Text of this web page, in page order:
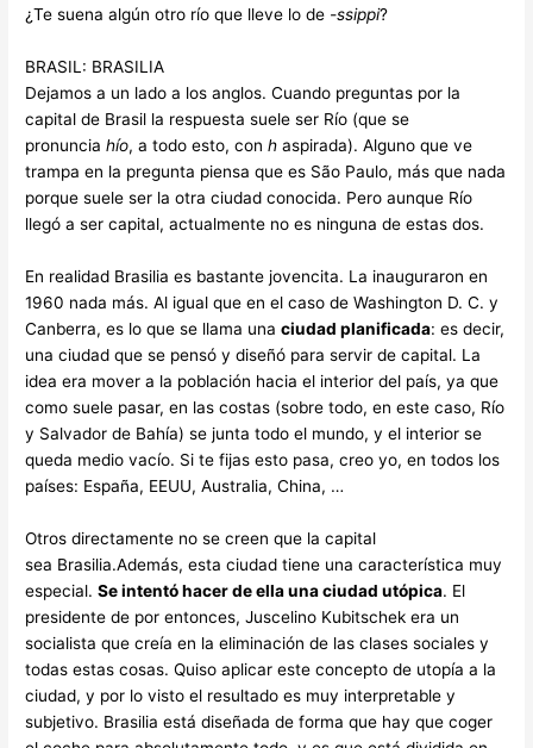
¿Te suena algún otro río que lleve lo de -ssippi?
BRASIL: BRASILIA
Dejamos a un lado a los anglos. Cuando preguntas por la
capital de Brasil la respuesta suele ser Río (que se
pronunciahío, a todo esto, conh aspirada). Alguno que ve
trampa en la pregunta piensa que es São Paulo, más que nada
porque suele ser la otra ciudad conocida. Pero aunque Río
llegó a ser capital, actualmente no es ninguna de estas dos.
En realidad Brasilia es bastante jovencita. La inauguraron en
1960 nada más. Al igual que en el caso de Washington D. C. y
Canberra, es lo que se llama unaciudad planificada: es decir,
una ciudad que se pensó y diseñó para servir de capital. La
idea era mover a la población hacia el interior del país, ya que
como suele pasar, en las costas (sobre todo, en este caso, Río
y Salvador de Bahía) se junta todo el mundo, y el interior se
queda medio vacío. Si te fijas esto pasa, creo yo, en todos los
países: España, EEUU, Australia, China, …
Otros directamente no se creen que la capital
sea Brasilia.Además, esta ciudad tiene una característica muy
especial.Se intentó hacer de ella una ciudad utópica. El
presidente de por entonces, Juscelino Kubitschek era un
socialista que creía en la eliminación de las clases sociales y
todas estas cosas. Quiso aplicar este concepto de utopía a la
ciudad, y por lo visto el resultado es muy interpretable y
subjetivo. Brasilia está diseñada de forma que hay que coger